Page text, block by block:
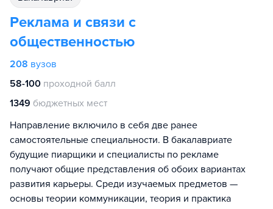
Реклама и связи с
общественностью
208 вузов
58-100 проходной балл
1349 бюджетных мест
Направление включило в себя две ранее
самостоятельные специальности. В бакалавриате
будущие пиарщики и специалисты по рекламе
получают общие представления об обоих вариантах
развития карьеры. Среди изучаемых предметов —
основы теории коммуникации, теория и практика